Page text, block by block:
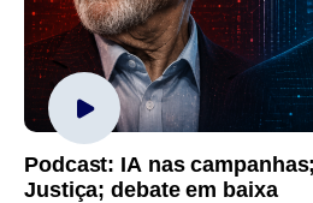
Podcast: IA nas
Justiça; debate em baixa